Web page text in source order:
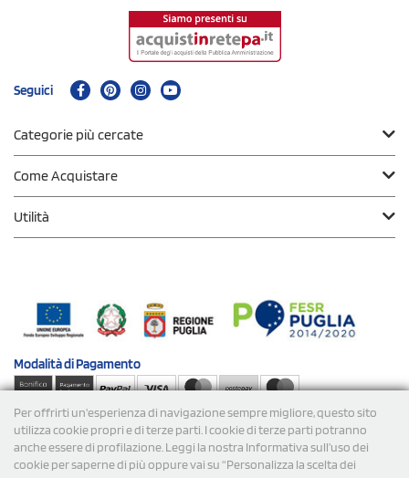
Per offrirti un'esperienza di navigazione sempre migliore, questo sito
utilizza cookie propri e di terze parti. I cookie di terze parti potranno
anche essere di profilazione. Leggi la nostra Informativa sull’uso dei
cookie per saperne di più oppure vai su “Personalizza la scelta dei
Seguici
Categorie più cercate
Come Acquistare
Utilità
Modalità diPagamento
Spedizioni